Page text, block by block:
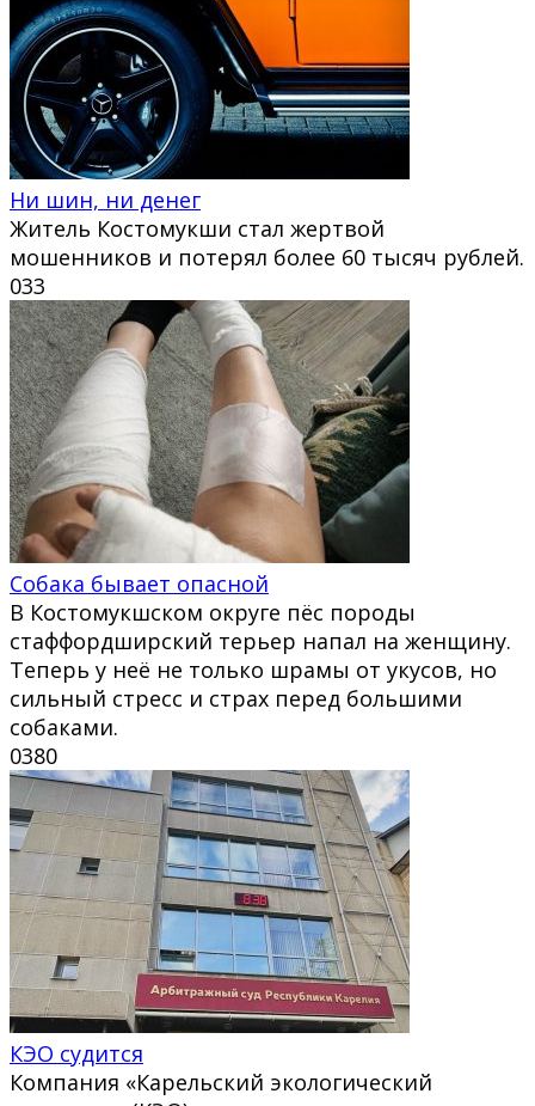
Ни шин, ни денег
Житель Костомукши стал жертвой
мошенников и потерял более 60 тысяч рублей.
033
Собака бывает опасной
В Костомукшском округе пёс породы
стаффордширский терьер напал на женщину.
Теперь у неё не только шрамы от укусов, но
сильный стресс и страх перед большими
собаками.
0380
КЭО судится
Компания «Карельский экологический